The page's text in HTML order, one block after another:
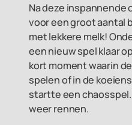
Na deze
voor een groot aantal
met lekkere melk!
een nieuw spel klaar
kort moment waarin
spelen of in de
startte een
weer rennen.